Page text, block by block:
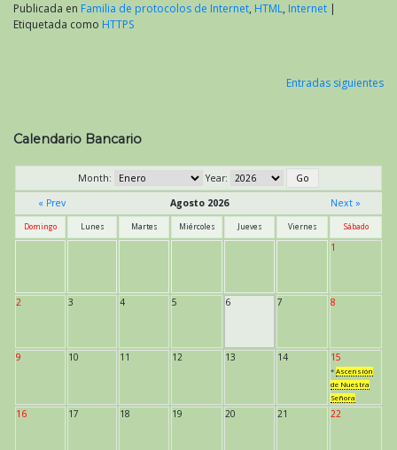
Publicada en Familia de protocolos de Internet, HTML, Internet |
Etiquetada como HTTPS
de
entradas
Entradas siguientes
Calendario Bancario
Month:
Year:
« Prev
Agosto 2026 Next »
Domingo Lunes Martes Miércoles Jueves Viernes Sábado
1
2 3 4 5 6 7 8
9 10 11 12 13 14 15
* Ascensión
de Nuestra
Señora
16 17 18 19 20 21 22